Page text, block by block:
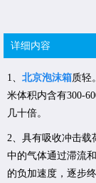
详细内容
1、 北京泡沫箱质轻
米体积内含有300-
几十倍。
2、具有吸收冲击载
中的气体通过滞流
的负加速度，逐步